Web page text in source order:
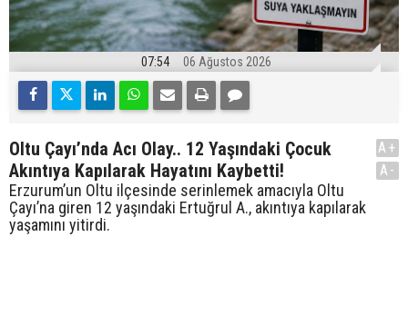
07:54 06 Ağustos 2026
Oltu Çayı’nda Acı Olay.. 12 Yaşındaki Çocuk
Akıntıya Kapılarak Hayatını Kaybetti!
Erzurum’un Oltu ilçesinde serinlemek amacıyla Oltu
Çayı’na giren 12 yaşındaki Ertuğrul A., akıntıya kapılarak
yaşamını yitirdi.
A+
A-